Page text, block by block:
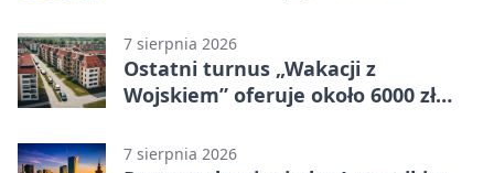
7 sierpnia 2026
Ostatni turnus „Wakacji z
Wojskiem” oferuje około 6000 zł
7 sierpnia 2026